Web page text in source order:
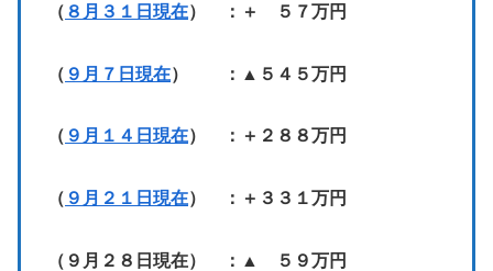
（ ８月３１日現在） ：＋ ５７万円
（ ９月７日現在） ：▲５４５万円
（ ９月１４日現在） ：＋２８８万円
（ ９月２１日現在） ：＋３３１万円
（９月２８日現在） ：▲ ５９万円